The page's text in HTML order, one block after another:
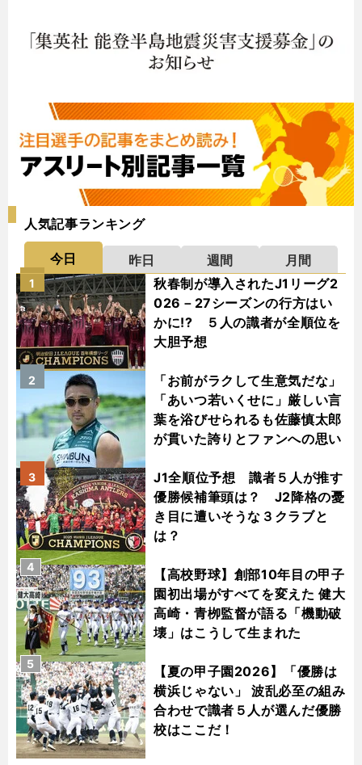
人気記事ランキング
今日 昨日 週間
月間
秋春制が導入されたJ1リーグ2
026－27シーズンの行方はい
かに!? ５人の識者が全順位を
大胆予想
1
「お前がラクして生意気だな」
「あいつ若いくせに」厳しい言
葉を浴びせられるも佐藤慎太郎
が貫いた誇りとファンへの思い
2
J1全順位予想 識者５人が推す
優勝候補筆頭は？ J2降格の憂
き目に遭いそうな３クラブと
は？
3
【高校野球】創部10年目の甲子
園初出場がすべてを変えた 健大
高崎・青栁監督が語る「機動破
壊」はこうして生まれた
4
【夏の甲子園2026】「優勝は
横浜じゃない」 波乱必至の組み
合わせで識者５人が選んだ優勝
校はここだ！
5